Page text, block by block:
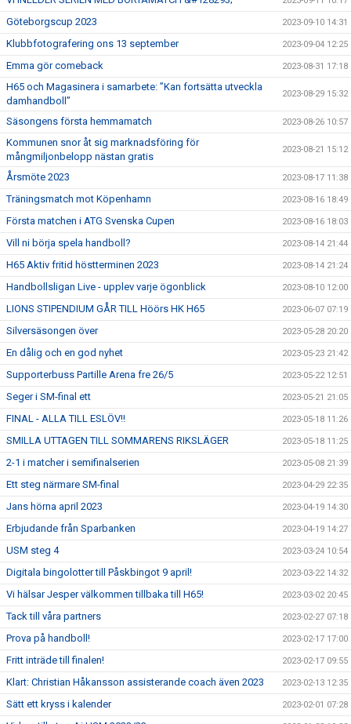
Göteborgscup 2023 2023-09-10 14:31
Klubbfotografering ons 13 september 2023-09-04 12:25
Emma gör comeback 2023-08-31 17:18
H65 och Magasinera i samarbete: ”Kan fortsätta utveckla
damhandboll”
2023-08-29 15:32
Säsongens första hemmamatch 2023-08-26 10:57
Kommunen snor åt sig marknadsföring för
mångmiljonbelopp nästan gratis
2023-08-21 15:12
Årsmöte 2023 2023-08-17 11:38
Träningsmatch mot Köpenhamn 2023-08-16 18:49
Första matchen i ATG Svenska Cupen 2023-08-16 18:03
Vill ni börja spela handboll? 2023-08-14 21:44
H65 Aktiv fritid höstterminen 2023 2023-08-14 21:24
Handbollsligan Live - upplev varje ögonblick 2023-08-10 12:00
LIONS STIPENDIUM GÅR TILL Höörs HK H65 2023-06-07 07:19
Silversäsongen över 2023-05-28 20:20
En dålig och en god nyhet 2023-05-23 21:42
Supporterbuss Partille Arena fre 26/5 2023-05-22 12:51
Seger i SM-final ett 2023-05-21 21:05
FINAL - ALLA TILL ESLÖV!! 2023-05-18 11:26
SMILLA UTTAGEN TILL SOMMARENS RIKSLÄGER 2023-05-18 11:25
2-1 i matcher i semifinalserien 2023-05-08 21:39
Ett steg närmare SM-final 2023-04-29 22:35
Jans hörna april 2023 2023-04-19 14:30
Erbjudande från Sparbanken 2023-04-19 14:27
USM steg 4 2023-03-24 10:54
Digitala bingolotter till Påskbingot 9 april! 2023-03-22 14:32
Vi hälsar Jesper välkommen tillbaka till H65! 2023-03-02 20:45
Tack till våra partners 2023-02-27 07:18
Prova på handboll! 2023-02-17 17:00
Fritt inträde till finalen! 2023-02-17 09:55
Klart: Christian Håkansson assisterande coach även 2023 2023-02-13 12:35
Sätt ett kryss i kalender 2023-02-01 07:28